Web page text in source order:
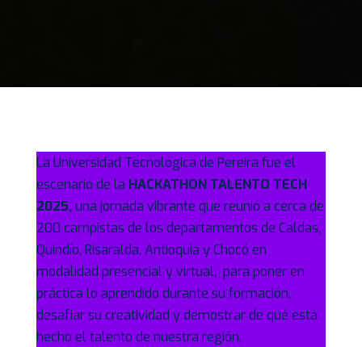
La Universidad Tecnológica de Pereira fue el
escenario de la HACKATHON TALENTO TECH
2025,una jornada vibrante que reunió a cerca de
200 campistas de los departamentos de Caldas,
Quindío, Risaralda, Antioquia y Chocó en
modalidad presencial y virtual, para poner en
práctica lo aprendido durante su formación,
desafiar su creatividad y demostrar de qué está
hecho el talento de nuestra región.